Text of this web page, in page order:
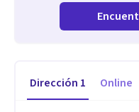
Dirección 1 Online